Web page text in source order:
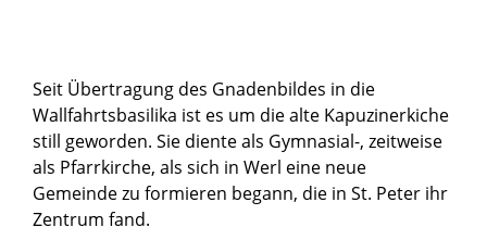
Seit Übertragung des Gnadenbildes in die
Wallfahrtsbasilika ist es um die alte Kapuzinerkiche
still geworden. Sie diente als Gymnasial-, zeitweise
als Pfarrkirche, als sich in Werl eine neue
Gemeinde zu formieren begann, die in St. Peter ihr
Zentrum fand.